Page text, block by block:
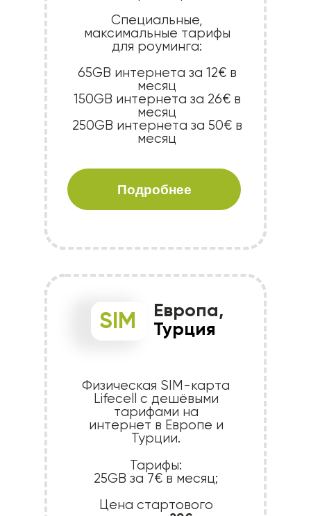
Физическая SIM-карта
Lifecell с дешёвыми
тарифами на
интернет в Европе и
Турции.
Тарифы:
25GB за 7€ в месяц;
Цена стартового
SIM
Европа,
Турция
Специальные,
максимальные тарифы
для роуминга:
65GB интернета за 12€ в
месяц
150GB интернета за 26€ в
месяц
250GB интернета за 50€ в
месяц
Подробнее